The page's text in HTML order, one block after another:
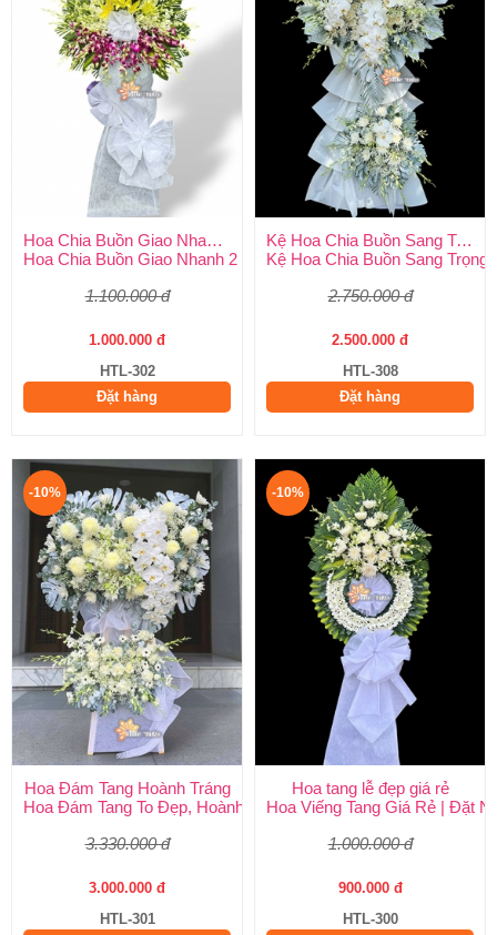
Hoa Chia Buồn Giao Nhanh 2 Giờ
Hoa Chia Buồn Giao Nhanh 2 Giờ – Dịch Vụ Uy Tín Tại Huy
1.100.000 đ
1.000.000 đ
HTL-302
Đặt hàng
Kệ Hoa Chia Buồn Sang Trọng
Kệ Hoa Chia Buồn Sang
2.750.000 đ
2.500.000 đ
HTL-308
Đặt hàng
-10%
Hoa Đám Tang Hoành Tráng
Hoa Đám Tang To Đẹp, Hoành Tráng tại Huy Thảo
3.330.000 đ
3.000.000 đ
HTL-301
-10%
Hoa tang lễ đẹp giá rẻ
Hoa Viếng Tang Giá Rẻ | Đặt
1.000.000 đ
900.000 đ
HTL-300